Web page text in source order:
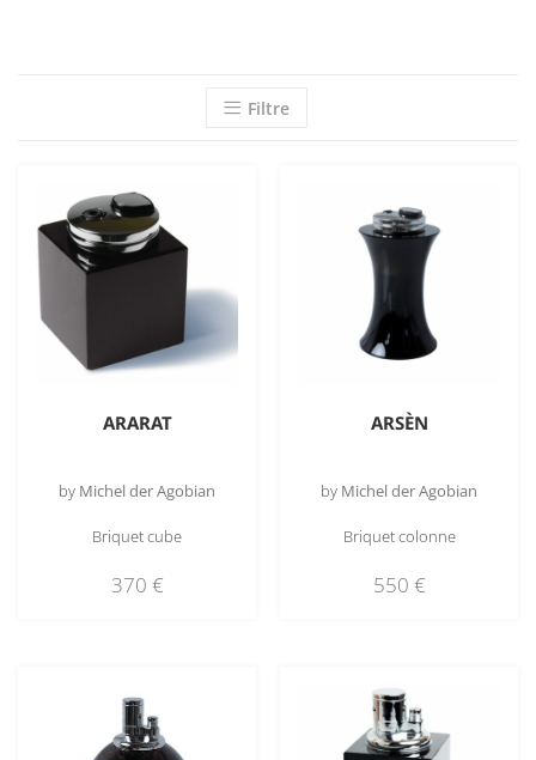
Filtre
ARARAT
by Michel der Agobian
Briquet cube
370 €
ARSÈN
by Michel der Agobian
Briquet colonne
550 €